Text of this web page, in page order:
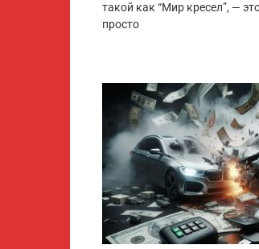
такой как “Мир кресел”, —
просто